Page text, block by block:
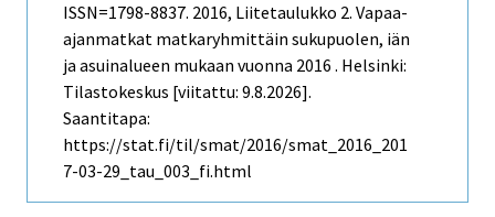
ISSN=1798-8837. 2016, Liitetaulukko 2. Vapaa-
ajanmatkat matkaryhmittäin sukupuolen, iän
ja asuinalueen mukaan vuonna 2016 . Helsinki:
Tilastokeskus [viitattu: 9.8.2026].
Saantitapa:
https://stat.fi/til/smat/2016/smat_2016_201
7-03-29_tau_003_fi.html